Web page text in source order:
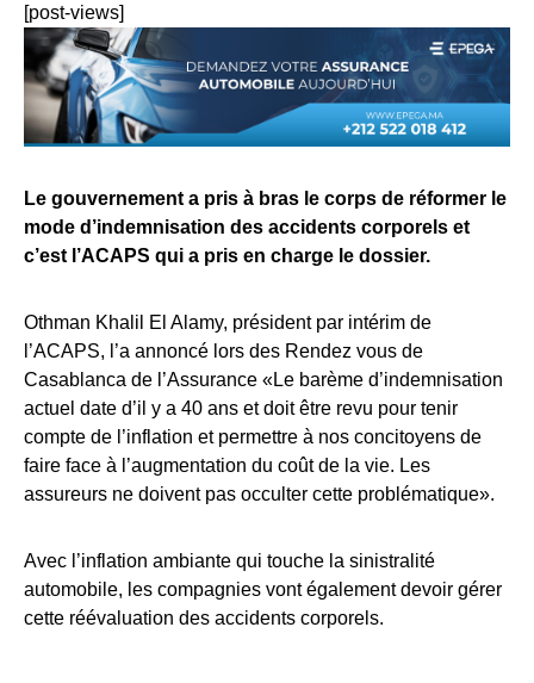
[post-views]
Le gouvernement a pris à bras le corps de réformer le
mode d’indemnisation des accidents corporels et
c’est l’ACAPS qui a pris en charge le dossier.
Othman Khalil El Alamy, président par intérim de
l’ACAPS, l’a annoncé lors des Rendez vous de
Casablanca de l’Assurance «Le barème d’indemnisation
actuel date d’il y a 40 ans et doit être revu pour tenir
compte de l’inflation et permettre à nos concitoyens de
faire face à l’augmentation du coût de la vie. Les
assureurs ne doivent pas occulter cette problématique».
Avec l’inflation ambiante qui touche la sinistralité
automobile, les compagnies vont également devoir gérer
cette réévaluation des accidents corporels.